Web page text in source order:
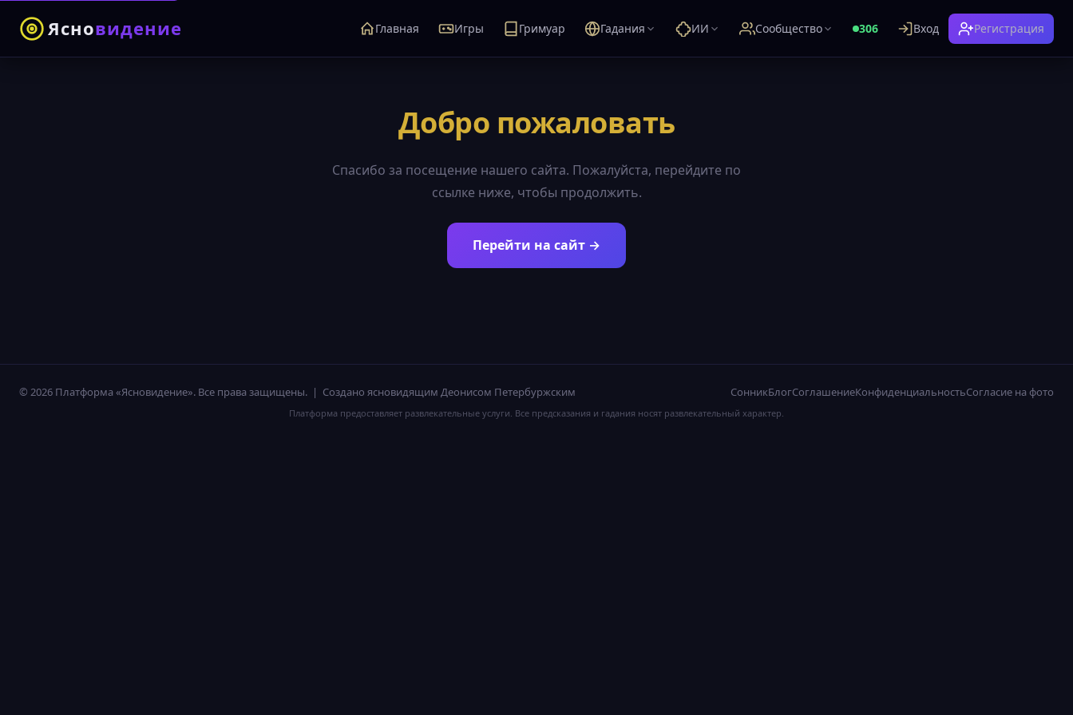
Ясновидение Главная Игры Гримуар Гадания ИИ Сообщество 306 Вход Регистрация
Добро пожаловать
Спасибо за посещение нашего сайта. Пожалуйста, перейдите по
ссылке ниже, чтобы продолжить.
Перейти на сайт →
© 2026 Платформа «Ясновидение». Все права защищены. | Создано ясновидящим Деонисом Петербуржским СонникБлогСоглашениеКонфиденциальностьСогласие на фото
Платформа предоставляет развлекательные услуги. Все предсказания и гадания носят развлекательный характер.